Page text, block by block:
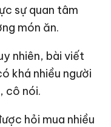
sự quan tâm
món ăn.
nhiên, bài viết
khá nhiều người
cô nói.
hỏi mua nhiều